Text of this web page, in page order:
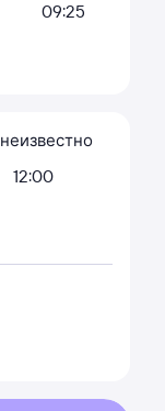
09:25
неизвестно
12:00